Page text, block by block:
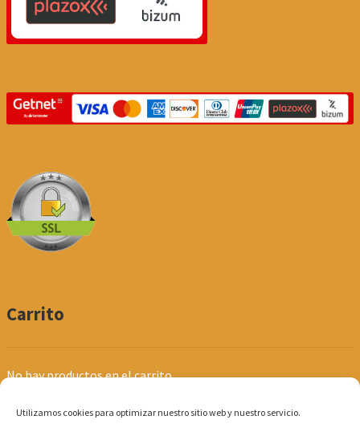
Utilizamos cookies para optimizar nuestro sitio web y nuestro servicio.
Carrito
No hay productos en el carrito.